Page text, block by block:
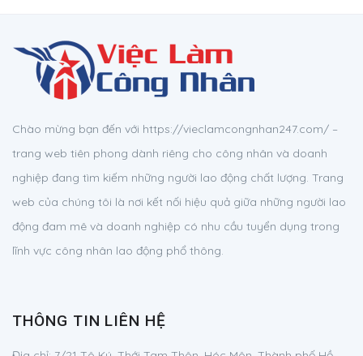
Chào mừng bạn đến với https://vieclamcongnhan247.com/ –
trang web tiên phong dành riêng cho công nhân và doanh
nghiệp đang tìm kiếm những người lao động chất lượng. Trang
web của chúng tôi là nơi kết nối hiệu quả giữa những người lao
động đam mê và doanh nghiệp có nhu cầu tuyển dụng trong
lĩnh vực công nhân lao động phổ thông.
THÔNG TIN LIÊN HỆ